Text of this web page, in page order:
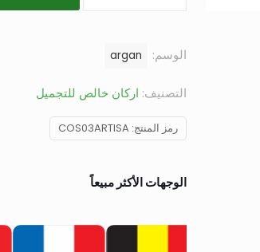
الوسم: argan
التصنيف: اركان خالص للتجميل
رمز المنتج: COS03ARTISA
الوجهات الأكثر مبيعاً